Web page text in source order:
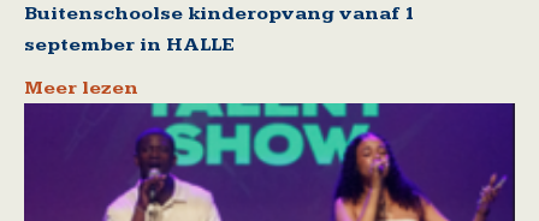
Buitenschoolse kinderopvang vanaf 1
september in HALLE
Meer lezen